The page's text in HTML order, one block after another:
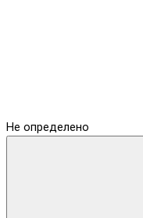
Не определено